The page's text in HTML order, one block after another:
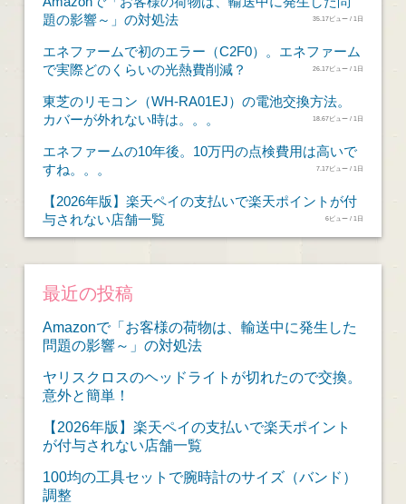
題の影響～」の対処法
35.17ビュー / 1日
エネファームで初のエラー（C2F0）。エネファーム
で実際どのくらいの光熱費削減？
26.17ビュー / 1日
東芝のリモコン（WH-RA01EJ）の電池交換方法。
カバーが外れない時は。。。
18.67ビュー / 1日
エネファームの10年後。10万円の点検費用は高いで
すね。。。
7.17ビュー / 1日
【2026年版】楽天ペイの支払いで楽天ポイントが付
与されない店舗一覧
6ビュー / 1日
最近の投稿
Amazonで「お客様の荷物は、輸送中に発生した
問題の影響～」の対処法
ヤリスクロスのヘッドライトが切れたので交換。
意外と簡単！
【2026年版】楽天ペイの支払いで楽天ポイント
が付与されない店舗一覧
100均の工具セットで腕時計のサイズ（バンド）
調整